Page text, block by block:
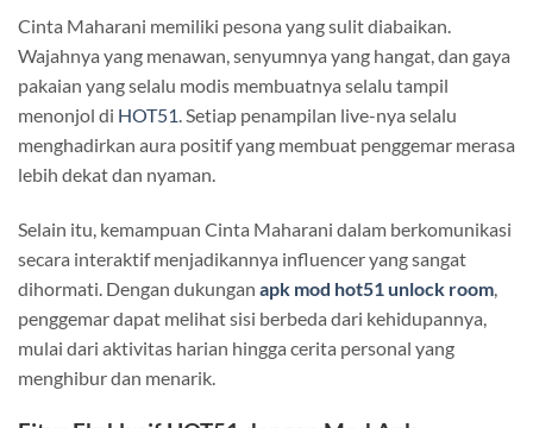
Cinta Maharani memiliki pesona yang sulit diabaikan.
Wajahnya yang menawan, senyumnya yang hangat, dan gaya
pakaian yang selalu modis membuatnya selalu tampil
menonjol di HOT51. Setiap penampilan live-nya selalu
menghadirkan aura positif yang membuat penggemar merasa
lebih dekat dan nyaman.
Selain itu, kemampuan Cinta Maharani dalam berkomunikasi
secara interaktif menjadikannya influencer yang sangat
dihormati. Dengan dukungan apk mod hot51 unlock room,
penggemar dapat melihat sisi berbeda dari kehidupannya,
mulai dari aktivitas harian hingga cerita personal yang
menghibur dan menarik.